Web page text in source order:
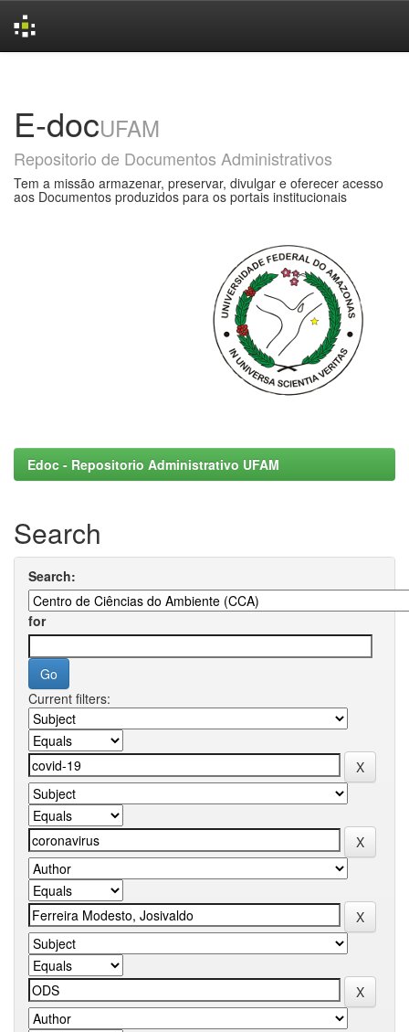
E-docUFAM
Repositorio de Documentos Administrativos
Tem a missão armazenar, preservar, divulgar e oferecer acesso
aos Documentos produzidos para os portais institucionais
Edoc - Repositorio Administrativo UFAM
Search
Search:
for
Current filters: